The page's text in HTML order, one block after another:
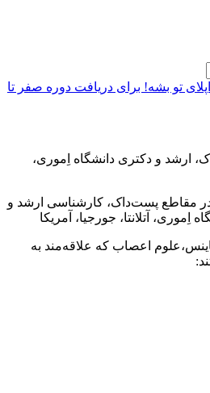
اپلای تو بشه! برای دریافت دوره صفر تا
ارشد و دکتری دانشگاه اِموری،
مقاطع پست‌داک، کارشناسی ارشد و
اعصاب که علاقه‌مند به